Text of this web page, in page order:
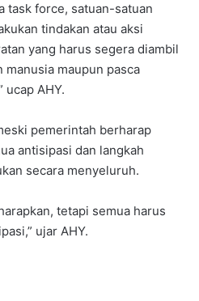
task force, satuan-satuan
tindakan atau aksi
yang harus segera diambil
manusia maupun pasca
ucap AHY.
pemerintah berharap
antisipasi dan langkah
secara menyeluruh.
tetapi semua harus
ujar AHY.